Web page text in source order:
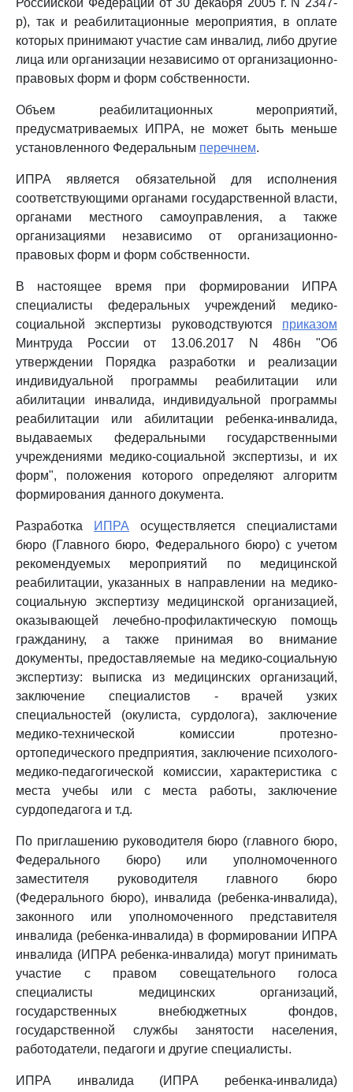
Российской Федерации от 30 декабря 2005 г. N 2347-
р), так и реабилитационные мероприятия, в оплате
которых принимают участие сам инвалид, либо другие
лица или организации независимо от организационно-
правовых форм и форм собственности.
Объем реабилитационных мероприятий,
предусматриваемых ИПРА, не может быть меньше
установленного Федеральным перечнем.
ИПРА является обязательной для исполнения
соответствующими органами государственной власти,
органами местного самоуправления, а также
организациями независимо от организационно-
правовых форм и форм собственности.
В настоящее время при формировании ИПРА
специалисты федеральных учреждений медико-
социальной экспертизы руководствуются приказом
Минтруда России от 13.06.2017 N 486н "Об
утверждении Порядка разработки и реализации
индивидуальной программы реабилитации или
абилитации инвалида, индивидуальной программы
реабилитации или абилитации ребенка-инвалида,
выдаваемых федеральными государственными
учреждениями медико-социальной экспертизы, и их
форм", положения которого определяют алгоритм
формирования данного документа.
Разработка ИПРА осуществляется специалистами
бюро (Главного бюро, Федерального бюро) с учетом
рекомендуемых мероприятий по медицинской
реабилитации, указанных в направлении на медико-
социальную экспертизу медицинской организацией,
оказывающей лечебно-профилактическую помощь
гражданину, а также принимая во внимание
документы, предоставляемые на медико-социальную
экспертизу: выписка из медицинских организаций,
заключение специалистов - врачей узких
специальностей (окулиста, сурдолога), заключение
медико-технической комиссии протезно-
ортопедического предприятия, заключение психолого-
медико-педагогической комиссии, характеристика с
места учебы или с места работы, заключение
сурдопедагога и т.д.
По приглашению руководителя бюро (главного бюро,
Федерального бюро) или уполномоченного
заместителя руководителя главного бюро
(Федерального бюро), инвалида (ребенка-инвалида),
законного или уполномоченного представителя
инвалида (ребенка-инвалида) в формировании ИПРА
инвалида (ИПРА ребенка-инвалида) могут принимать
участие с правом совещательного голоса
специалисты медицинских организаций,
государственных внебюджетных фондов,
государственной службы занятости населения,
работодатели, педагоги и другие специалисты.
ИПРА инвалида (ИПРА ребенка-инвалида)